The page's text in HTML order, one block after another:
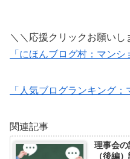
＼＼応援クリックお願いし
「にほんブログ村：マン
「人気ブログランキング
関連記事
理事会
（後編